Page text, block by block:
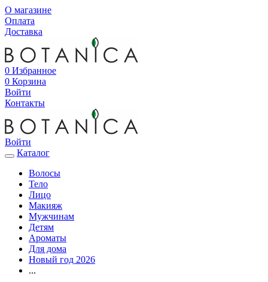
О магазине
Оплата
Доставка
0 Избранное
0 Корзина
Войти
Контакты
Войти
Каталог
Волосы
Тело
Лицо
Макияж
Мужчинам
Детям
Ароматы
Для дома
Новый год 2026
...